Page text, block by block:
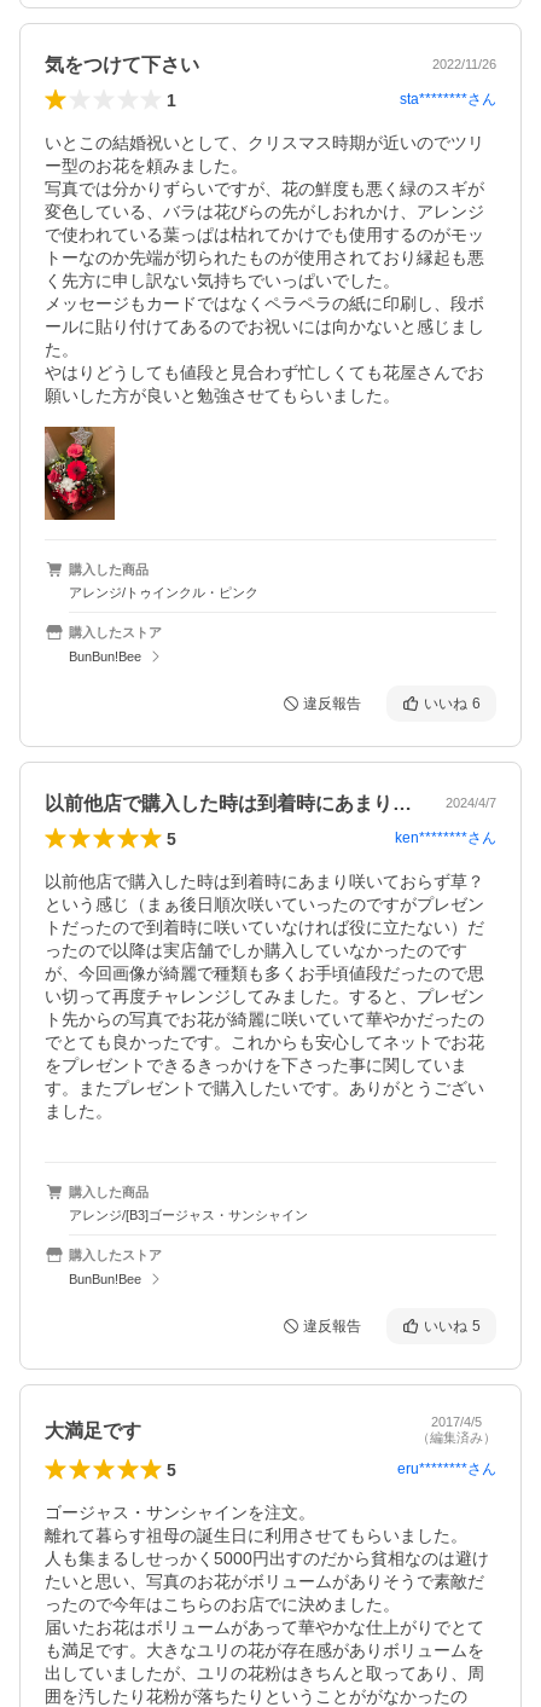
気をつけて下さい 2022/11/26
1 sta********さん
いとこの結婚祝いとして、クリスマス時期が近いのでツリ
ー型のお花を頼みました。
写真では分かりずらいですが、花の鮮度も悪く緑のスギが
変色している、バラは花びらの先がしおれかけ、アレンジ
で使われている葉っぱは枯れてかけでも使用するのがモッ
トーなのか先端が切られたものが使用されており縁起も悪
く先方に申し訳ない気持ちでいっぱいでした。
メッセージもカードではなくペラペラの紙に印刷し、段ボ
ールに貼り付けてあるのでお祝いには向かないと感じまし
た。
やはりどうしても値段と見合わず忙しくても花屋さんでお
願いした方が良いと勉強させてもらいました。
購入した商品
アレンジ/トゥインクル・ピンク
購入したストア
BunBun!Bee
違反報告 いいね 6
以前他店で購入した時は到着時にあまり咲… 2024/4/7
5 ken********さん
以前他店で購入した時は到着時にあまり咲いておらず草？
という感じ（まぁ後日順次咲いていったのですがプレゼン
トだったので到着時に咲いていなければ役に立たない）だ
ったので以降は実店舗でしか購入していなかったのです
が、今回画像が綺麗で種類も多くお手頃値段だったので思
い切って再度チャレンジしてみました。すると、プレゼン
ト先からの写真でお花が綺麗に咲いていて華やかだったの
でとても良かったです。これからも安心してネットでお花
をプレゼントできるきっかけを下さった事に関していま
す。またプレゼントで購入したいです。ありがとうござい
ました。
購入した商品
アレンジ/[B3]ゴージャス・サンシャイン
購入したストア
BunBun!Bee
違反報告 いいね 5
大満足です
2017/4/5
（編集済み）
5 eru********さん
ゴージャス・サンシャインを注文。
離れて暮らす祖母の誕生日に利用させてもらいました。
人も集まるしせっかく5000円出すのだから貧相なのは避け
たいと思い、写真のお花がボリュームがありそうで素敵だ
ったので今年はこちらのお店でに決めました。
届いたお花はボリュームがあって華やかな仕上がりでとて
も満足です。大きなユリの花が存在感がありボリュームを
出していましたが、ユリの花粉はきちんと取ってあり、周
囲を汚したり花粉が落ちたりということががなかったの